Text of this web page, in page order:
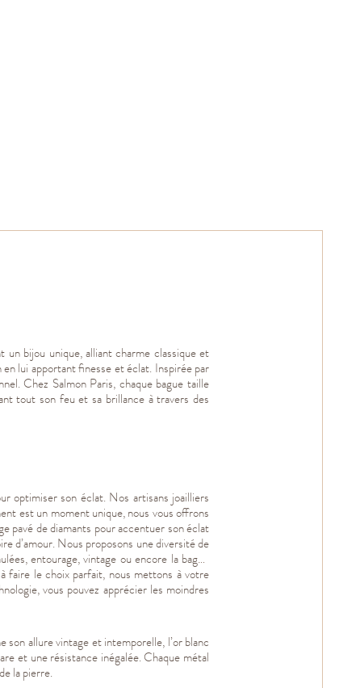
bijou unique, alliant charme classique et
lui apportant finesse et éclat. Inspirée par
Chez Salmon Paris, chaque bague taille
tout son feu et sa brillance à travers des
optimiser son éclat. Nos artisans joailliers
est un moment unique, nous vous offrons
pavé de diamants pour accentuer son éclat
d’amour. Nous proposons une diversité de
entourage, vintage ou encore la bague
faire le choix parfait, nous mettons à votre
vous pouvez apprécier les moindres
allure vintage et intemporelle, l’or blanc
et une résistance inégalée. Chaque métal
la pierre.